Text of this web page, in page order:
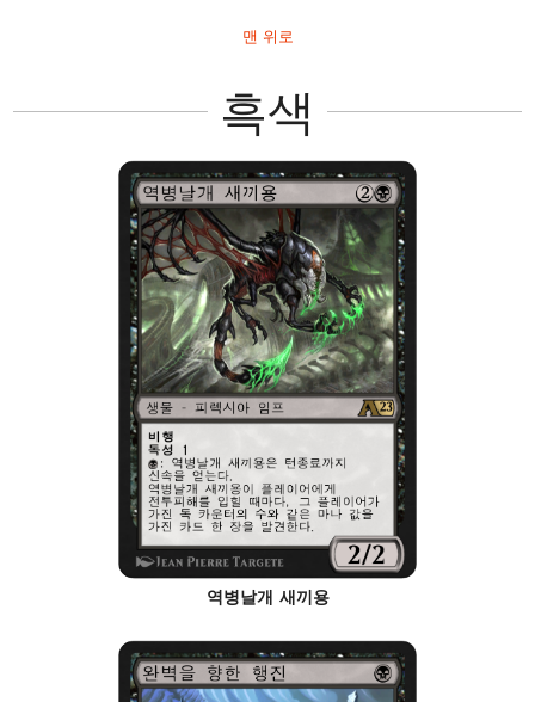
맨 위로
흑색
역병날개 새끼용